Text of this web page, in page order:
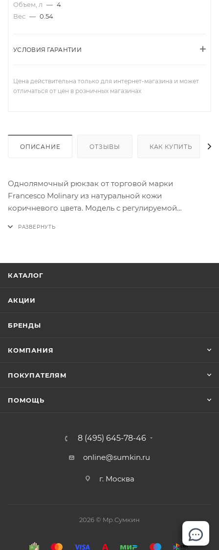
Объем, л — 4
Вес — 0.54
УСЛОВИЯ ГАРАНТИИ
Цена действительна только для интернет-магазина и может
отличаться от цен в розничных магазинах
ОПИСАНИЕ ОТЗЫВЫ КАК КУПИТЬ
Однолямочный рюкзак от торговой марки
Francesco Molinary из натуральной кожи
коричневого цвета. Модель с регулируемой
КАТАЛОГ
АКЦИИ
БРЕНДЫ
КОМПАНИЯ
ПОКУПАТЕЛЯМ
ПОМОЩЬ
8 (495) 645-78-46
online@sumkin.ru
г. Москва
2026 © Mр.Сумкин